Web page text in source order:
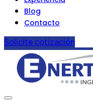
Blog
Contacto
Solicite cotización